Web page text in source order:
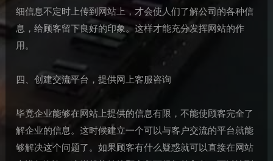
细信息不定时上传到网站上，才会使人们了解公司的各种信
息，给顾客留下良好的印象。这样才能充分发挥网站的作
用。
四、创建交流平台，提供网上客服咨询
毕竟企业能够在网站上提供的信息有限，不能使顾客完全了
解企业的信息。这时候建立一个可以与客户交流的平台就能
够解决这个问题了。如果顾客有什么疑惑就可以直接在网站